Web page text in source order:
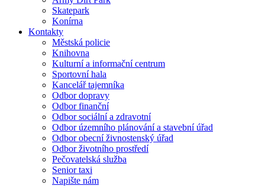
Skatepark
Konírna
Kontakty
Městská policie
Knihovna
Kulturní a informační centrum
Sportovní hala
Kancelář tajemníka
Odbor dopravy
Odbor finanční
Odbor sociální a zdravotní
Odbor územního plánování a stavební úřad
Odbor obecní živnostenský úřad
Odbor životního prostředí
Pečovatelská služba
Senior taxi
Napište nám